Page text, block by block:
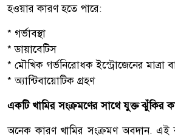
হওয়ার কারণ হতে পারে:
* গর্ভাবস্থা
* ডায়াবেটিস
* মৌখিক গর্ভনিরোধক ইস্ট্রোজেনের মাত্রা
* অ্যান্টিবায়োটিক গ্রহণ
একটি খামির সংক্রমণের সাথে যুক্ত ঝুঁকির
অনেক কারণ খামির সংক্রমণ অবদান. এই